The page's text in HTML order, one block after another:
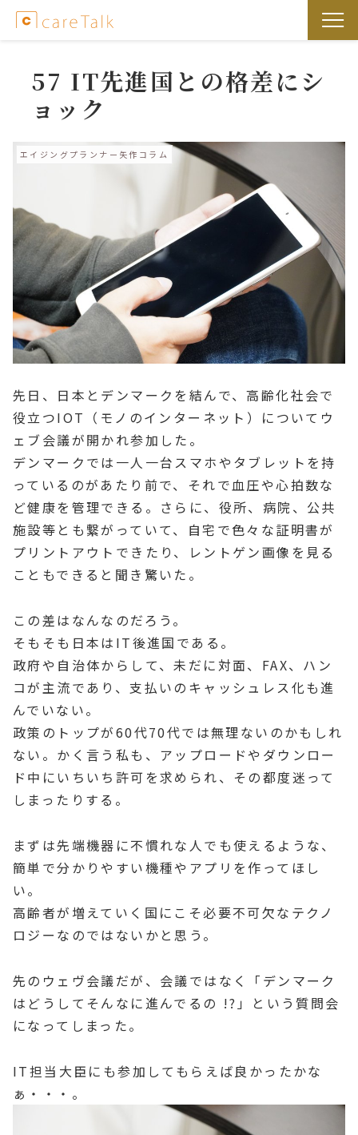
57 IT先進国との格差にシ
ョック
エイジングプランナー矢作コラム
先日、日本とデンマークを結んで、高齢化社会で
役立つIOT（モノのインターネット）についてウ
ェブ会議が開かれ参加した。
デンマークでは一人一台スマホやタブレットを持
っているのがあたり前で、それで血圧や心拍数な
ど健康を管理できる。さらに、役所、病院、公共
施設等とも繋がっていて、自宅で色々な証明書が
プリントアウトできたり、レントゲン画像を見る
こともできると聞き驚いた。
この差はなんなのだろう。
そもそも日本はIT後進国である。
政府や自治体からして、未だに対面、FAX、ハン
コが主流であり、支払いのキャッシュレス化も進
んでいない。
政策のトップが60代70代では無理ないのかもしれ
ない。かく言う私も、アップロードやダウンロー
ド中にいちいち許可を求められ、その都度迷って
しまったりする。
まずは先端機器に不慣れな人でも使えるような、
簡単で分かりやすい機種やアプリを作ってほし
い。
高齢者が増えていく国にこそ必要不可欠なテクノ
ロジーなのではないかと思う。
先のウェヴ会議だが、会議ではなく「デンマーク
はどうしてそんなに進んでるの !?」という質問会
になってしまった。
IT担当大臣にも参加してもらえば良かったかな
ぁ・・・。